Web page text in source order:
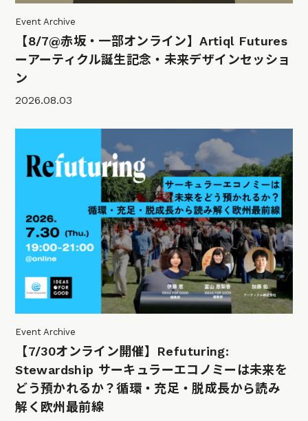
Event Archive
【8/7@赤坂・一部オンライン】Artiql Futures
ーアーティクル誕生記念・未来デザインセッショ
ン
2026.08.03
Event Archive
【7/30オンライン開催】Refuturing:
Stewardship サーキュラーエコノミーは未来を
どう預かれるか？循環・充足・脱成長から読み
解く欧州最前線